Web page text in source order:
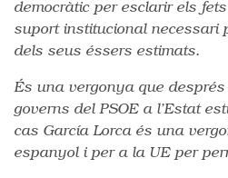
democràtic per esclarir els
suport institucional necessari
dels seus éssers estimats.
És una vergonya que
governs del PSOE a l’Estat
cas García Lorca és una
espanyol i per a la UE per